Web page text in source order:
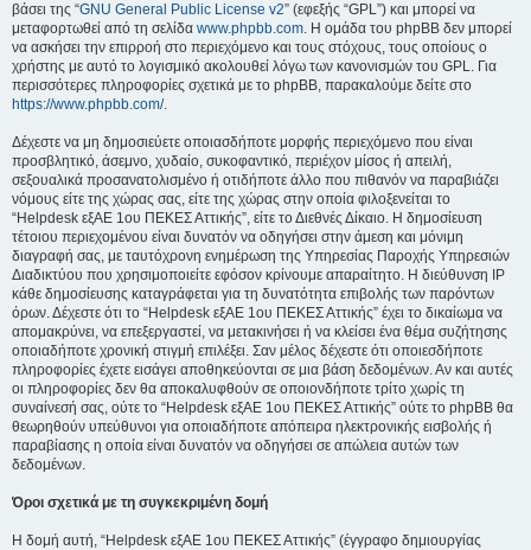
βάσει της “GNU General Public License v2” (εφεξής “GPL”) και μπορεί να
μεταφορτωθεί από τη σελίδα www.phpbb.com. Η ομάδα του phpBB δεν μπορεί
να ασκήσει την επιρροή στο περιεχόμενο και τους στόχους, τους οποίους ο
χρήστης με αυτό το λογισμικό ακολουθεί λόγω των κανονισμών του GPL. Για
περισσότερες πληροφορίες σχετικά με το phpBB, παρακαλούμε δείτε στο
https://www.phpbb.com/.
Δέχεστε να μη δημοσιεύετε οποιασδήποτε μορφής περιεχόμενο που είναι
προσβλητικό, άσεμνο, χυδαίο, συκοφαντικό, περιέχον μίσος ή απειλή,
σεξουαλικά προσανατολισμένο ή οτιδήποτε άλλο που πιθανόν να παραβιάζει
νόμους είτε της χώρας σας, είτε της χώρας στην οποία φιλοξενείται το
“Helpdesk εξΑΕ 1ου ΠΕΚΕΣ Αττικής”, είτε το Διεθνές Δίκαιο. Η δημοσίευση
τέτοιου περιεχομένου είναι δυνατόν να οδηγήσει στην άμεση και μόνιμη
διαγραφή σας, με ταυτόχρονη ενημέρωση της Υπηρεσίας Παροχής Υπηρεσιών
Διαδικτύου που χρησιμοποιείτε εφόσον κρίνουμε απαραίτητο. Η διεύθυνση IP
κάθε δημοσίευσης καταγράφεται για τη δυνατότητα επιβολής των παρόντων
όρων. Δέχεστε ότι το “Helpdesk εξΑΕ 1ου ΠΕΚΕΣ Αττικής” έχει το δικαίωμα να
απομακρύνει, να επεξεργαστεί, να μετακινήσει ή να κλείσει ένα θέμα συζήτησης
οποιαδήποτε χρονική στιγμή επιλέξει. Σαν μέλος δέχεστε ότι οποιεσδήποτε
πληροφορίες έχετε εισάγει αποθηκεύονται σε μια βάση δεδομένων. Αν και αυτές
οι πληροφορίες δεν θα αποκαλυφθούν σε οποιονδήποτε τρίτο χωρίς τη
συναίνεσή σας, ούτε το “Helpdesk εξΑΕ 1ου ΠΕΚΕΣ Αττικής” ούτε το phpBB θα
θεωρηθούν υπεύθυνοι για οποιαδήποτε απόπειρα ηλεκτρονικής εισβολής ή
παραβίασης η οποία είναι δυνατόν να οδηγήσει σε απώλεια αυτών των
δεδομένων.
Όροι σχετικά με τη συγκεκριμένη δομή
Η δομή αυτή, “Helpdesk εξΑΕ 1ου ΠΕΚΕΣ Αττικής” (έγγραφο δημιουργίας